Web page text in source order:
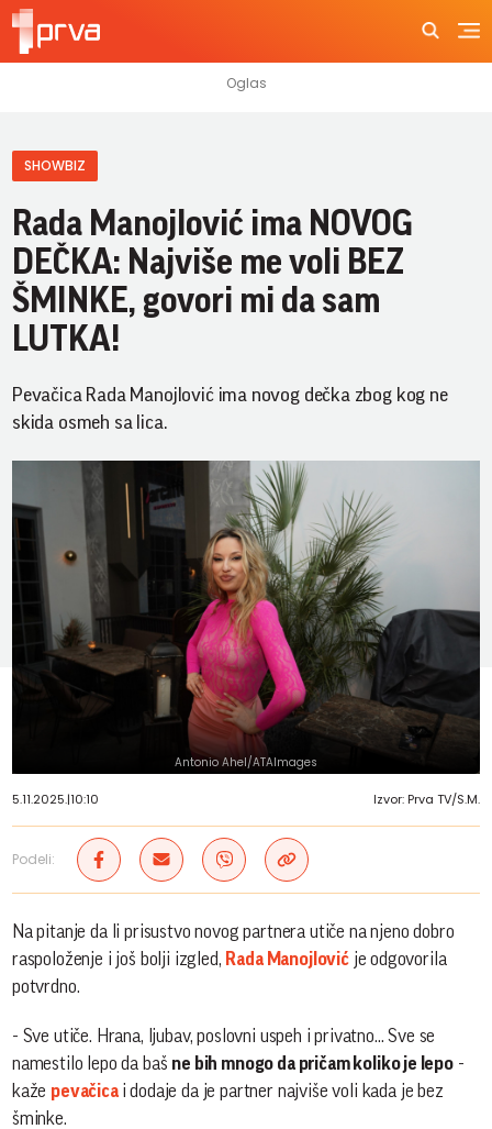
SHOWBIZ
Rada Manojlović ima NOVOG
DEČKA: Najviše me voli BEZ
ŠMINKE, govori mi da sam
LUTKA!
Pevačica Rada Manojlović ima novog dečka zbog kog ne
skida osmeh sa lica.
Antonio Ahel/ATAImages
5.11.2025.|10:10 Izvor: Prva TV/S.M.
Podeli:
Na pitanje da li prisustvo novog partnera utiče na njeno dobro
raspoloženje i još bolji izgled, Rada Manojlovićje odgovorila
potvrdno.
- Sve utiče. Hrana, ljubav, poslovni uspeh i privatno... Sve se
namestilo lepo da baš ne bih mnogo da pričam koliko je lepo-
kaže pevačica i dodaje da je partner najviše voli kada je bez
šminke.